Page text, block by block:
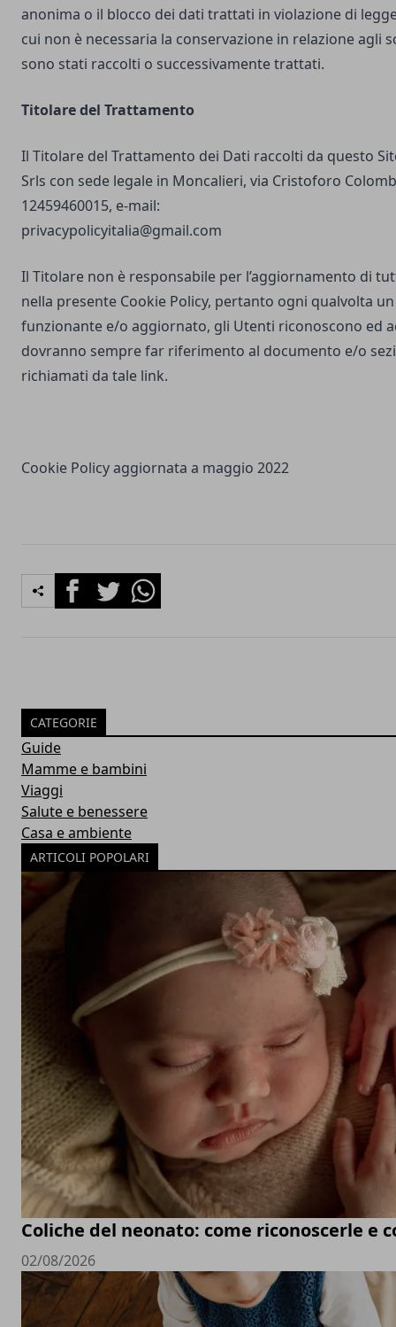
anonima o il blocco dei dati trattati in violazione di
cui non è necessaria la conservazione in relazione agli
sono stati raccolti o successivamente trattati.
Titolare del Trattamento
Il Titolare del Trattamento dei Dati raccolti da questo
Srls con sede legale in Moncalieri, via Cristoforo
12459460015, e-mail:
privacypolicyitalia@gmail.com
Il Titolare non è responsabile per l’aggiornamento di
nella presente Cookie Policy, pertanto ogni qualvolta
funzionante e/o aggiornato, gli Utenti riconoscono ed
dovranno sempre far riferimento al documento e/o
richiamati da tale link.
Cookie Policy aggiornata a maggio 2022
FacebookTwitterWhatsapp
CATEGORIE
Guide
Mamme e bambini
Viaggi
Salute e benessere
Casa e ambiente
ARTICOLI POPOLARI
Coliche del neonato: come riconoscerle e
02/08/2026